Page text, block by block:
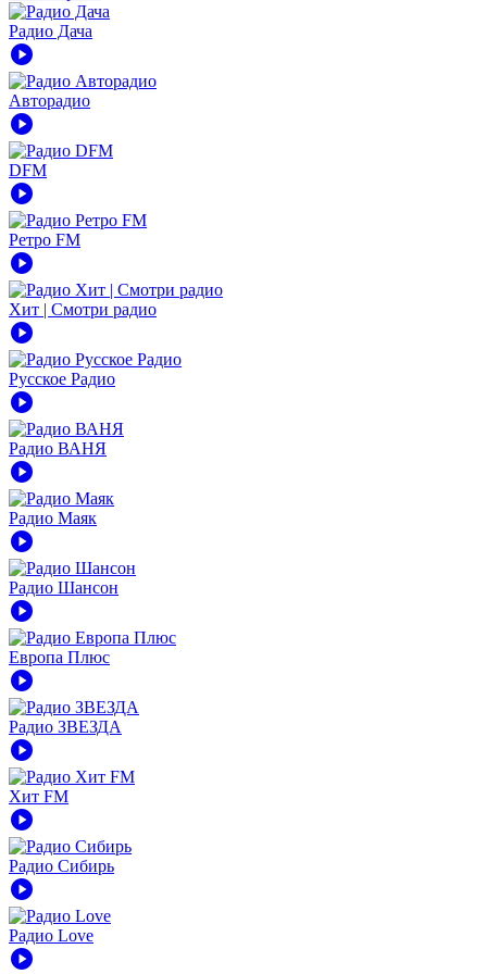
Радио Дача
play_circle
Авторадио
play_circle
DFM
play_circle
Ретро FM
play_circle
Хит | Смотри радио
play_circle
Русское Радио
play_circle
Радио ВАНЯ
play_circle
Радио Маяк
play_circle
Радио Шансон
play_circle
Европа Плюс
play_circle
Радио ЗВЕЗДА
play_circle
Хит FM
play_circle
Радио Сибирь
play_circle
Радио Love
play_circle